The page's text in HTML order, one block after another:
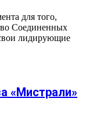
для того,
Соединенных
лидирующие
«Мистрали»